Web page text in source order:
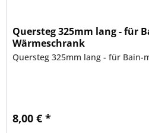
Quersteg 325mm lang - für
Wärmeschrank
Quersteg 325mm lang - für Bain-
8,00 € *